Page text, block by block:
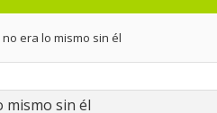
era lo mismo sin él